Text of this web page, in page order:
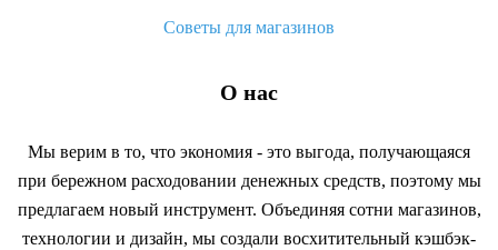
Советы для магазинов
О нас
Мы верим в то, что экономия - это выгода, получающаяся
при бережном расходовании денежных средств, поэтому мы
предлагаем новый инструмент. Объединяя сотни магазинов,
технологии и дизайн, мы создали восхитительный кэшбэк-